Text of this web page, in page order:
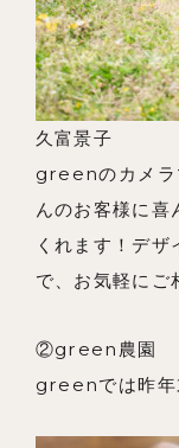
久富景子
greenのカメラ
んのお客様に喜
くれます！デ
で、お気軽にご
②green農園
greenでは昨年